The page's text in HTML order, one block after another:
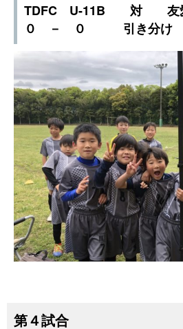
TDFC U-11B 対 友
０ － ０ 引き分け
第４試合